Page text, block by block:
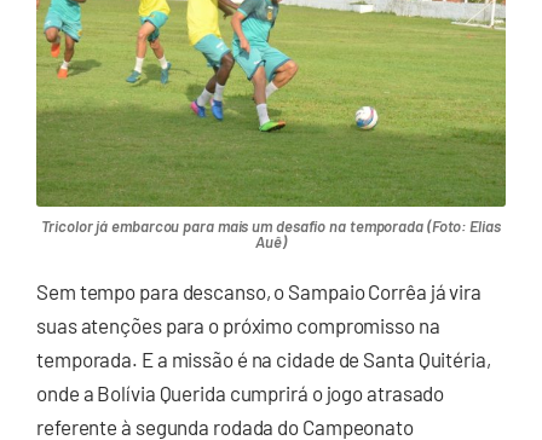
Tricolor já embarcou para mais um desafio na temporada (Foto: Elias
Auê)
Sem tempo para descanso, o Sampaio Corrêa já vira
suas atenções para o próximo compromisso na
temporada. E a missão é na cidade de Santa Quitéria,
onde a Bolívia Querida cumprirá o jogo atrasado
referente à segunda rodada do Campeonato